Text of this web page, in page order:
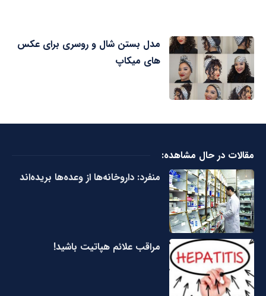
مدل بستن شال و روسری برای عکس
های میکاپ
مقالات در حال مشاهده:
منفرد: داروخانه‌ها از وعده‌ها بریده‌اند
مراقب علائم هپاتیت باشید!